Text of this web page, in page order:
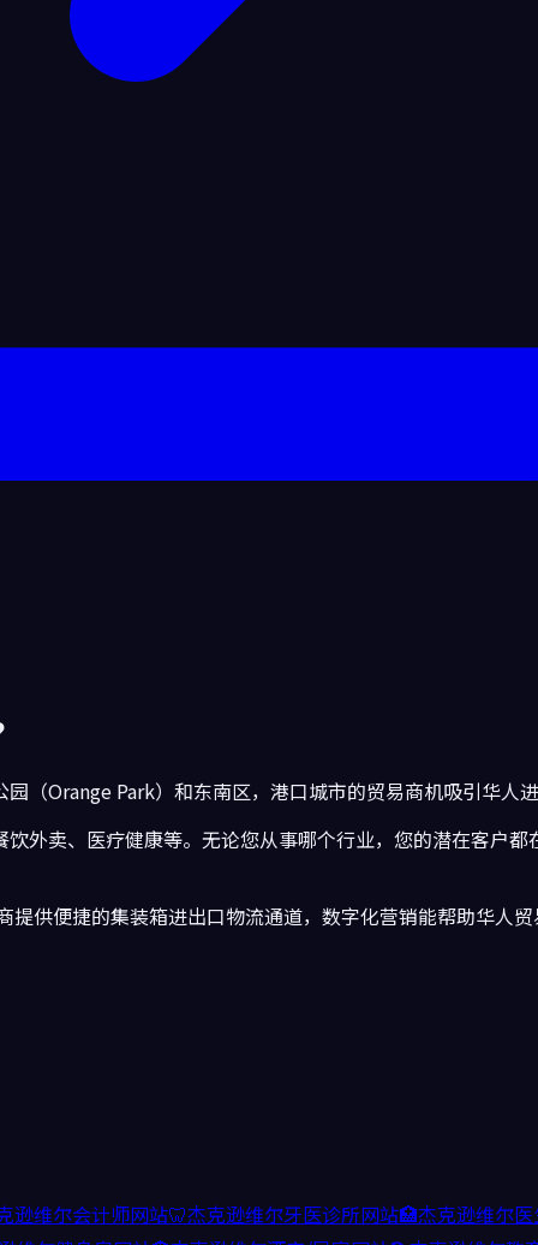
（Orange Park）和东南区，港口城市的贸易商机吸引华人
饮外卖、医疗健康等。无论您从事哪个行业，您的潜在客户
供便捷的集装箱进出口物流通道，数字化营销能帮助华人
逊维尔会计师网站🦷杰克逊维尔牙医诊所网站🏥杰克逊维尔